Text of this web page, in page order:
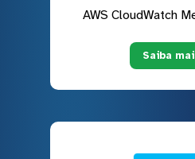
AWS CloudWatch
Saiba